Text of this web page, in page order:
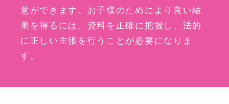
意ができます。お子様のためにより良い結
果を得るには、資料を正確に把握し、法的
に正しい主張を行うことが必要になりま
す。